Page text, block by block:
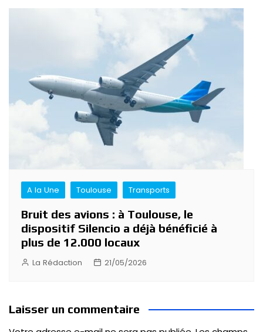
A la Une Toulouse Transports
Bruit des avions : à Toulouse, le
dispositif Silencio a déjà bénéficié à
plus de 12.000 locaux
La Rédaction 21/05/2026
Laisser un commentaire